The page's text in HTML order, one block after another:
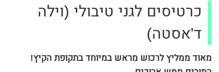
כרטיסים לגני טיבולי (וילה
ד'אסטה)
מאוד ממליץ לרכוש מראש במיוחד בתקופת הקיץ!